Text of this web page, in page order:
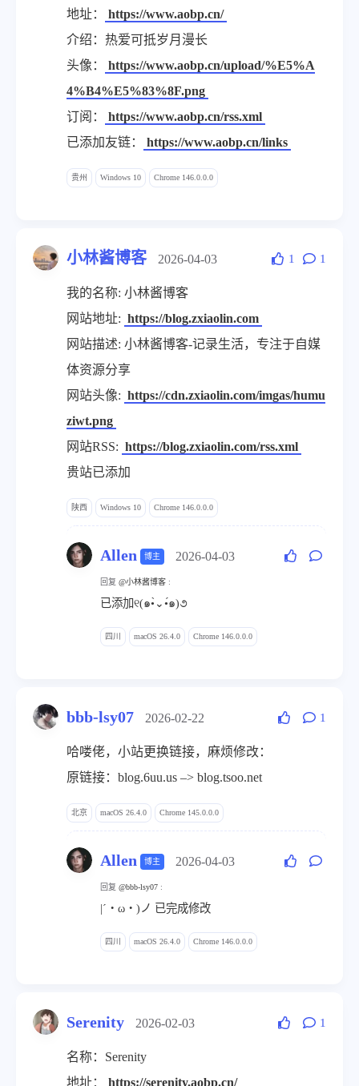
地址：
https://www.aobp.cn/
介绍：热爱可抵岁月漫长
头像：
https://www.aobp.cn/upload/%E5%A
4%B4%E5%83%8F.png
订阅：
https://www.aobp.cn/rss.xml
已添加友链：
https://www.aobp.cn/links
贵州 Windows 10 Chrome 146.0.0.0
小林酱博客 2026-04-03 1 1
我的名称: 小林酱博客
网站地址: https://blog.zxiaolin.com
网站描述: 小林酱博客-记录生活，专注于自媒
体资源分享
网站头像: https://cdn.zxiaolin.com/imgas/humu
ziwt.png
网站RSS: https://blog.zxiaolin.com/rss.xml
贵站已添加
陕西 Windows 10 Chrome 146.0.0.0
Allen 博主 2026-04-03
回复 @小林酱博客 :
已添加୧(๑•̀⌄•́๑)૭
四川 macOS 26.4.0 Chrome 146.0.0.0
bbb-lsy07 2026-02-22 1
哈喽佬，小站更换链接，麻烦修改：
原链接：blog.6uu.us –> blog.tsoo.net
北京 macOS 26.4.0 Chrome 145.0.0.0
Allen 博主 2026-04-03
回复 @bbb-lsy07 :
|´・ω・)ノ 已完成修改
四川 macOS 26.4.0 Chrome 146.0.0.0
Serenity 2026-02-03 1
名称：Serenity
地址：
https://serenity.aobp.cn/